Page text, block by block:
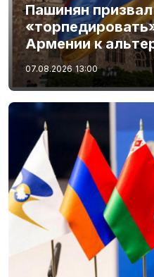
Пашинян
Армении к
07.08.2026 13:00